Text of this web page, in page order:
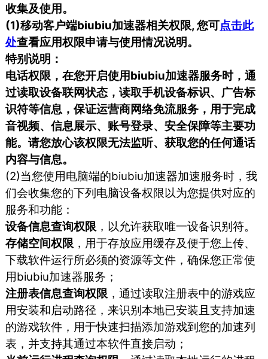
收集及使用。
(1)移动客户端biubiu加速器相关权限, 您可点击此
处查看应用权限申请与使用情况说明。
特别说明：
电话权限，在您开启使用biubiu加速器服务时，通
过读取设备联网状态，读取手机设备标识、广告标
识符等信息，保证运营商网络免流服务，用于完成
音视频、信息展示、账号登录、安全保障等主要功
能。请您放心该权限无法监听、获取您的任何通话
内容与信息。
(2)当您使用电脑端的biubiu加速器加速服务时，我
们会收集您的下列电脑设备权限以为您提供对应的
服务和功能：
设备信息查询权限 ，以允许获取唯一设备识别符。
存储空间权限 ，用于存放应用缓存及便于您上传、
下载软件运行所必须的资源等文件，确保您正常使
用biubiu加速器服务；
注册表信息查询权限 ，通过读取注册表中的游戏应
用安装和启动路径，来识别本地已安装且支持加速
的游戏软件，用于快速扫描添加游戏到您的加速列
表，并支持其通过本软件直接启动；